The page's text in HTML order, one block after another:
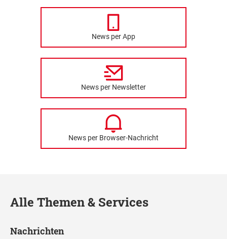
News per App
News per Newsletter
News per Browser-Nachricht
Alle Themen & Services
Nachrichten